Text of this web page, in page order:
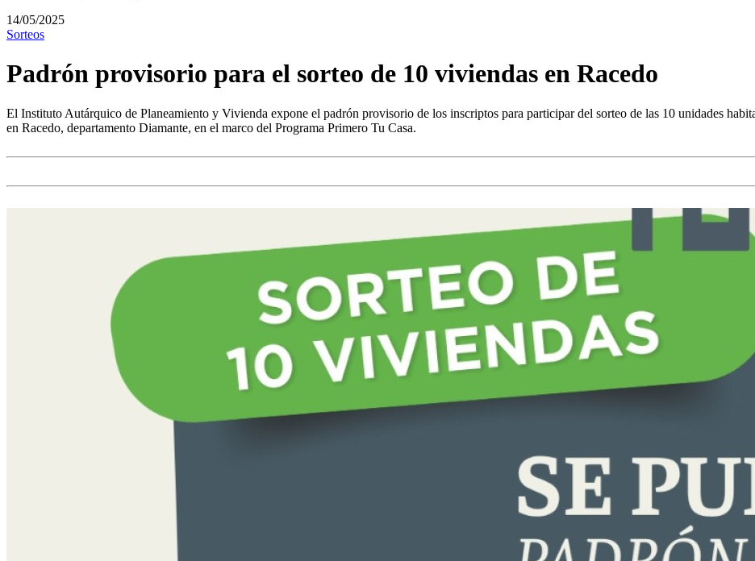
14/05/2025
Sorteos
Padrón provisorio para el sorteo de 10 viviendas en Racedo
El Instituto Autárquico de Planeamiento y Vivienda expone el padrón provisorio de los inscriptos para participar del sorteo de las 10 unidades
en Racedo, departamento Diamante, en el marco del Programa Primero Tu Casa.